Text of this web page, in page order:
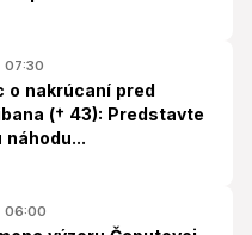
07:30
o nakrúcaní pred
(† 43): Predstavte
náhodu...
06:00